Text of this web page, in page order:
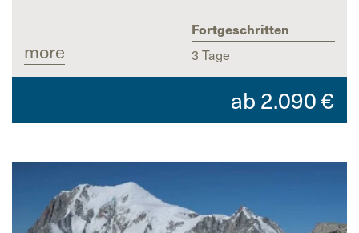
more
Fortgeschritten
3 Tage
ab2.090€